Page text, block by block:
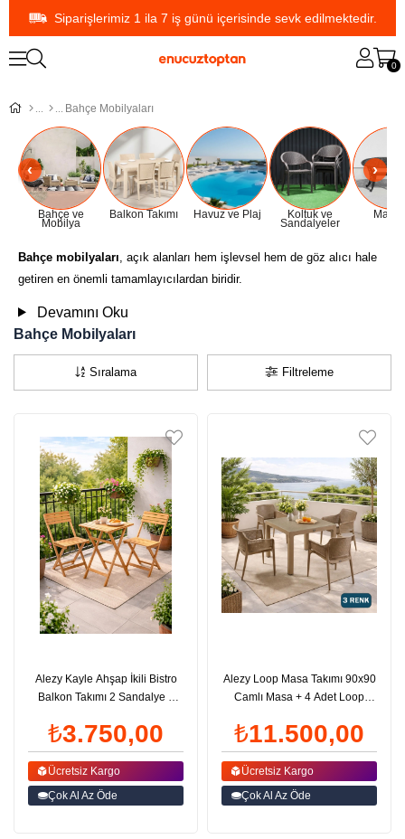
Siparişlerimiz 1 ila 7 iş günü içerisinde sevk edilmektedir.
0
Bahçe Mobilyaları
Bahçe ve
Mobilya
Balkon Takımı Havuz ve Plaj Koltuk ve
Sandalyeler
Bahçe mobilyaları , açık alanları hem işlevsel hem de göz alıcı hale
getiren en önemli tamamlayıcılardan biridir.
Devamını Oku
Bahçe Mobilyaları
Filtreleme
Sıralama
Alezy Kayle Ahşap İkili Bistro
Balkon Takımı 2 Sandalye +
₺3.750,00
Ücretsiz Kargo
Çok Al Az Öde
Alezy Loop Masa Takımı 90x90
Camlı Masa + 4 Adet Loop
₺11.500,00
Ücretsiz Kargo
Çok Al Az Öde